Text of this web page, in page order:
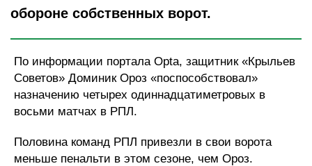
обороне собственных ворот.
По информации портала Opta, защитник «Крыльев
Советов» Доминик Ороз «поспособствовал»
назначению четырех одиннадцатиметровых в
восьми матчах в РПЛ.
Половина команд РПЛ привезли в свои ворота
меньше пенальти в этом сезоне, чем Ороз.